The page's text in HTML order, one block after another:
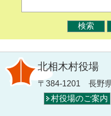
北相木村役場
〒384-1201 長野
村役場のご案内